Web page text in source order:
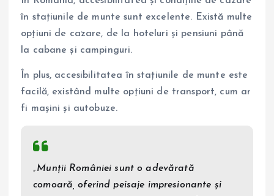
în stațiunile de munte sunt excelente. Există multe
opțiuni de cazare, de la hoteluri și pensiuni până
la cabane și campinguri.
În plus, accesibilitatea în stațiunile de munte este
facilă, existând multe opțiuni de transport, cum ar
fi mașini și autobuze.
„Munții României sunt o adevărată
comoară, oferind peisaje impresionante și